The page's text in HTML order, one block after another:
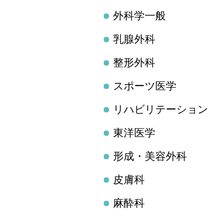
外科学一般
乳腺外科
整形外科
スポーツ医学
リハビリテーション
東洋医学
形成・美容外科
皮膚科
麻酔科